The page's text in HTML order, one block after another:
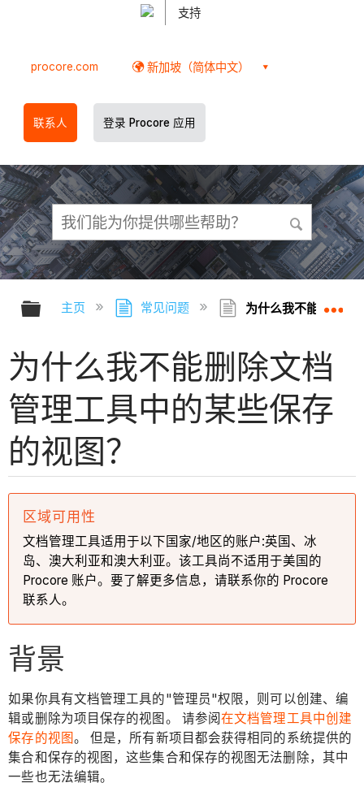
支持
procore.com 新加坡（简体中文）
联系人 登录 Procore 应用
扩展/隐缩全局层次
主页 常见问题 为什么我不能删除文
为什么我不能删除文档
管理工具中的某些保存
的视图？
区域可用性
文档管理工具适用于以下国家/地区的账户:英国、冰
岛、澳大利亚和澳大利亚。该工具尚不适用于美国的
Procore 账户。要了解更多信息，请联系你的 Procore
联系人。
背景
如果你具有文档管理工具的"管理员"权限，则可以创建、编
辑或删除为项目保存的视图。 请参阅在文档管理工具中创建
保存的视图。 但是，所有新项目都会获得相同的系统提供的
集合和保存的视图，这些集合和保存的视图无法删除，其中
一些也无法编辑。